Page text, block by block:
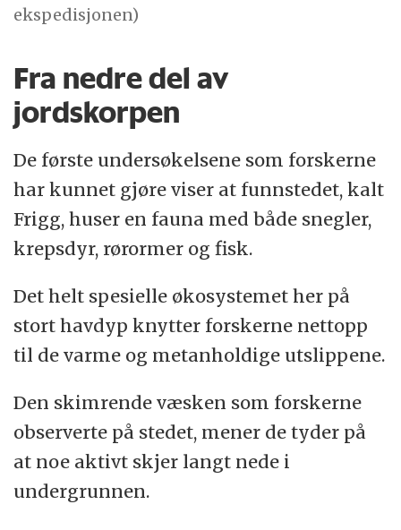
ekspedisjonen)
Fra nedre del av
jordskorpen
De første undersøkelsene som forskerne
har kunnet gjøre viser at funnstedet, kalt
Frigg, huser en fauna med både snegler,
krepsdyr, rørormer og fisk.
Det helt spesielle økosystemet her på
stort havdyp knytter forskerne nettopp
til de varme og metanholdige utslippene.
Den skimrende væsken som forskerne
observerte på stedet, mener de tyder på
at noe aktivt skjer langt nede i
undergrunnen.